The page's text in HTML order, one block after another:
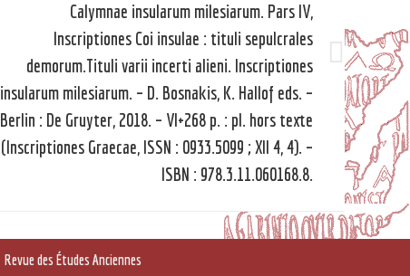
Article
suivant
:
Calymnae insularum milesiarum. Pars IV,
Inscriptiones Coi insulae : tituli sepulcrales
demorum.Tituli varii incerti alieni. Inscriptiones
insularum milesiarum. – D. Bosnakis, K. Hallof eds. –
Berlin : De Gruyter, 2018. – VI+268 p. : pl. hors texte
(Inscriptiones Graecae, ISSN : 0933.5099 ; XII 4, 4). –
ISBN : 978.3.11.060168.8.
Revue des Études Anciennes